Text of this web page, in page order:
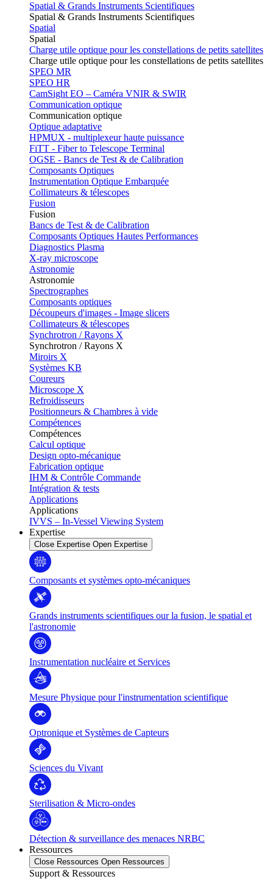
Spatial & Grands Instruments Scientifiques
Spatial & Grands Instruments Scientifiques
Spatial
Spatial
Charge utile optique pour les constellations de petits satellites
Charge utile optique pour les constellations de petits satellites
SPEO MR
SPEO HR
CamSight EO – Caméra VNIR & SWIR
Communication optique
Communication optique
Optique adaptative
HPMUX - multiplexeur haute puissance
FiTT - Fiber to Telescope Terminal
OGSE - Bancs de Test & de Calibration
Composants Optiques
Instrumentation Optique Embarquée
Collimateurs & télescopes
Fusion
Fusion
Bancs de Test & de Calibration
Composants Optiques Hautes Performances
Diagnostics Plasma
X-ray microscope
Astronomie
Astronomie
Spectrographes
Composants optiques
Découpeurs d'images - Image slicers
Collimateurs & télescopes
Synchrotron / Rayons X
Synchrotron / Rayons X
Miroirs X
Systèmes KB
Coureurs
Microscope X
Refroidisseurs
Positionneurs & Chambres à vide
Compétences
Compétences
Calcul optique
Design opto-mécanique
Fabrication optique
IHM & Contrôle Commande
Intégration & tests
Applications
Applications
IVVS – In-Vessel Viewing System
Expertise
Close Expertise Open Expertise
Composants et systèmes opto-mécaniques
Grands instruments scientifiques our la fusion, le spatial et
l'astronomie
Instrumentation nucléaire et Services
Mesure Physique pour l'instrumentation scientifique
Optronique et Systèmes de Capteurs
Sciences du Vivant
Sterilisation & Micro-ondes
Détection & surveillance des menaces NRBC
Ressources
Close Ressources Open Ressources
Support & Ressources